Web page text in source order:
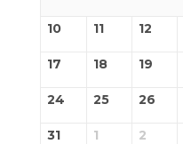
10 11 12
17 18 19
24 25 26
31 1 2